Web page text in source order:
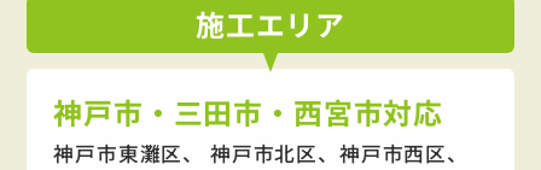
施工エリア
神戸市・三田市・西宮市対応
神戸市東灘区、 神戸市北区、神戸市西区、